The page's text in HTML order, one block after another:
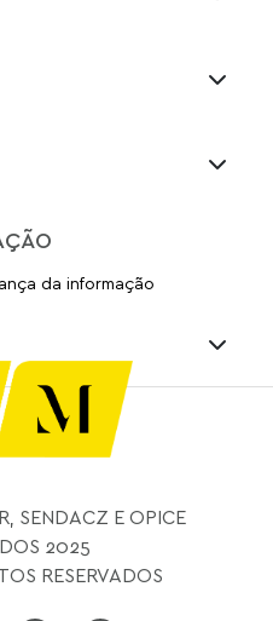
da informação
SENDACZ E OPICE
2025
RESERVADOS